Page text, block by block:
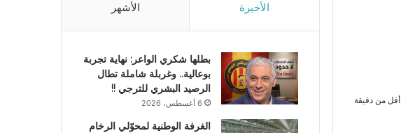
أقل من دقيقة
الأخيرة الأشهر
بطلها شكري الواعر: نهاية تجربة
بوعالية.. وغربلة شاملة تطال
الرصيد البشري للترجي !!
6 أغسطس، 2026
الغرفة الوطنية لمحوّلي الرخام